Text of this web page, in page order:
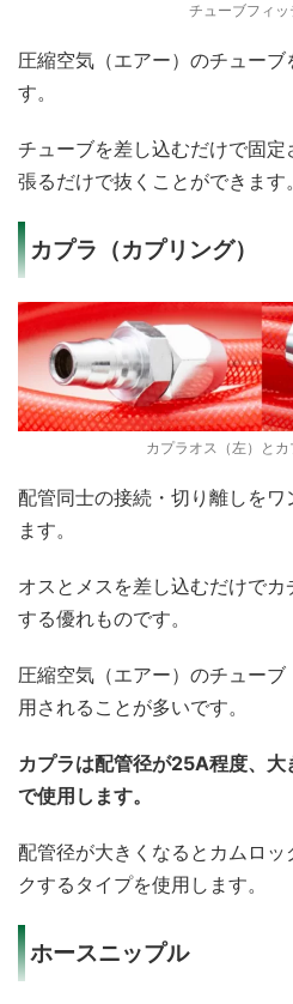
チューブフィ
圧縮空気（エアー）のチュー
す。
チューブを差し込むだけで固
張るだけで抜くことができます。
カプラ（カプリング）
カプラオス（左）とカ
配管同士の接続・切り離しを
ます。
オスとメスを差し込むだけで
する優れものです。
圧縮空気（エアー）のチュー
用されることが多いです。
カプラは配管径が25A程度、
で使用します。
配管径が大きくなるとカムロ
クするタイプを使用します。
ホースニップル